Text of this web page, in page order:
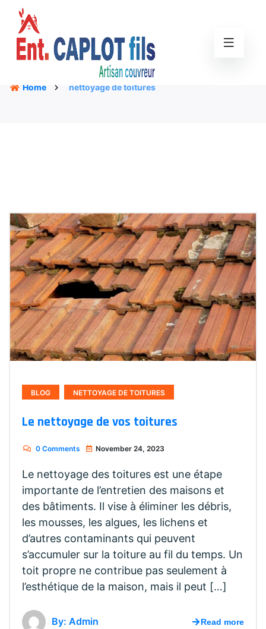
Home nettoyage de toitures
BLOG NETTOYAGE DE TOITURES
Le nettoyage de vos toitures
0 Comments November 24, 2023
Le nettoyage des toitures est une étape
importante de l’entretien des maisons et
des bâtiments. Il vise à éliminer les débris,
les mousses, les algues, les lichens et
d’autres contaminants qui peuvent
s’accumuler sur la toiture au fil du temps. Un
toit propre ne contribue pas seulement à
l’esthétique de la maison, mais il peut […]
By: Admin Read more